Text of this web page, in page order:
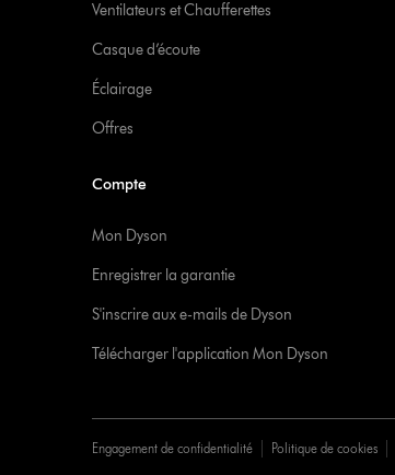
Ventilateurs et Chaufferettes
Casque d’écoute
Éclairage
Offres
Compte
Mon Dyson
Enregistrer la garantie
S'inscrire aux e-mails de Dyson
Télécharger l'application Mon Dyson
Engagement de confidentialité Politique de cookies